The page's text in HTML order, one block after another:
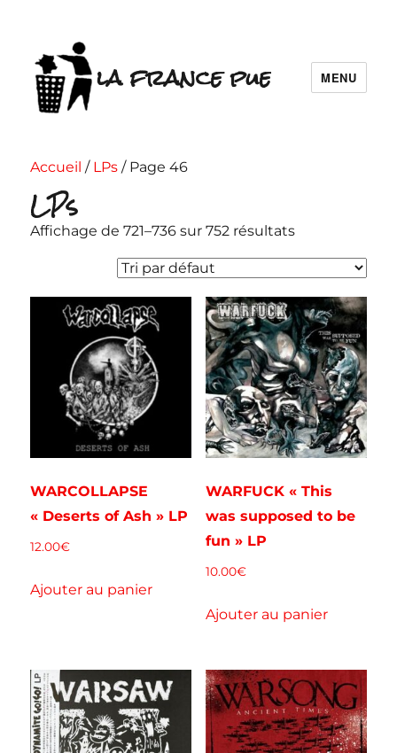
la france pue MENU
Accueil / LPs / Page 46
LPs
Affichage de 721–736 sur 752 résultats
WARCOLLAPSE
« Deserts of Ash » LP
12.00€
Ajouter au panier
WARFUCK « This
was supposed to be
fun » LP
10.00€
Ajouter au panier